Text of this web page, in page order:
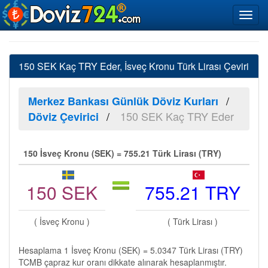
150 SEK Kaç TRY Eder, İsveç Kronu Türk Lirası Çeviri
Merkez Bankası Günlük Döviz Kurları
Döviz Çevirici
150 SEK Kaç TRY Eder
150 İsveç Kronu (SEK) = 755.21 Türk Lirası (TRY)
150 SEK 755.21 TRY
( İsveç Kronu ) ( Türk Lirası )
Hesaplama 1 İsveç Kronu (SEK) = 5.0347 Türk Lirası (TRY)
TCMB çapraz kur oranı dikkate alınarak hesaplanmıştır.